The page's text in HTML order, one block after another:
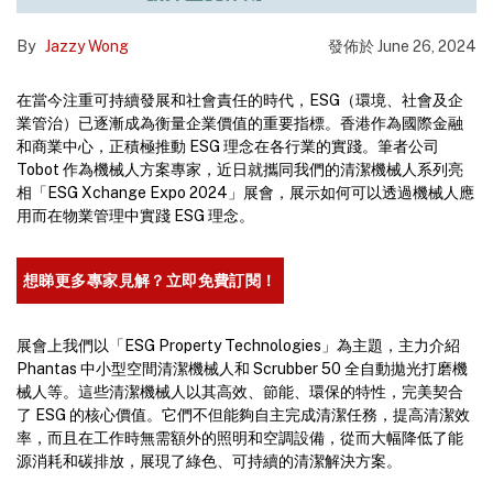
By Jazzy Wong 發佈於June 26, 2024
在當今注重可持續發展和社會責任的時代，ESG（環境、社會及企
業管治）已逐漸成為衡量企業價值的重要指標。香港作為國際金融
和商業中心，正積極推動 ESG 理念在各行業的實踐。筆者公司
Tobot 作為機械人方案專家，近日就攜同我們的清潔機械人系列亮
相「ESG Xchange Expo 2024」展會，展示如何可以透過機械人應
用而在物業管理中實踐 ESG 理念。
想睇更多專家見解？立即免費訂閱！
展會上我們以「ESG Property Technologies」為主題，主力介紹
Phantas 中小型空間清潔機械人和 Scrubber 50 全自動拋光打磨機
械人等。這些清潔機械人以其高效、節能、環保的特性，完美契合
了 ESG 的核心價值。它們不但能夠自主完成清潔任務，提高清潔效
率，而且在工作時無需額外的照明和空調設備，從而大幅降低了能
源消耗和碳排放，展現了綠色、可持續的清潔解決方案。